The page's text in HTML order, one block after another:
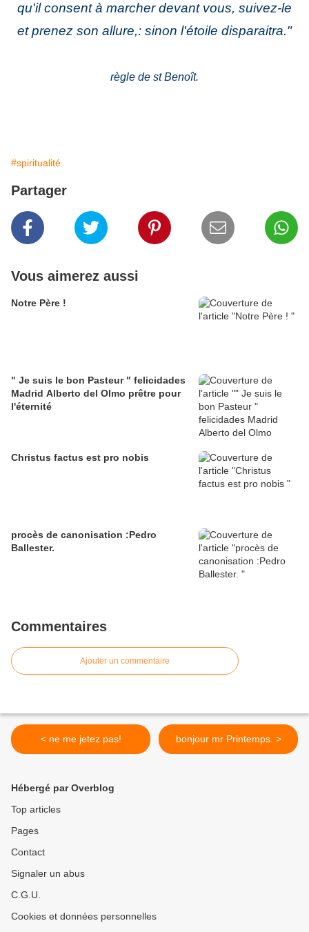
qu'il consent à marcher devant vous, suivez-le
et prenez son allure,: sinon l'étoile disparaitra."
règle de st Benoît.
#spiritualité
Partager
Vous aimerez aussi
Notre Père !
" Je suis le bon Pasteur " felicidades
Madrid Alberto del Olmo prêtre pour
l'éternité
Christus factus est pro nobis
procès de canonisation :Pedro
Ballester.
Commentaires
Ajouter un commentaire
< ne me jetez pas! bonjour mr Printemps. >
Hébergé par Overblog
Top articles
Pages
Contact
Signaler un abus
C.G.U.
Cookies et données personnelles